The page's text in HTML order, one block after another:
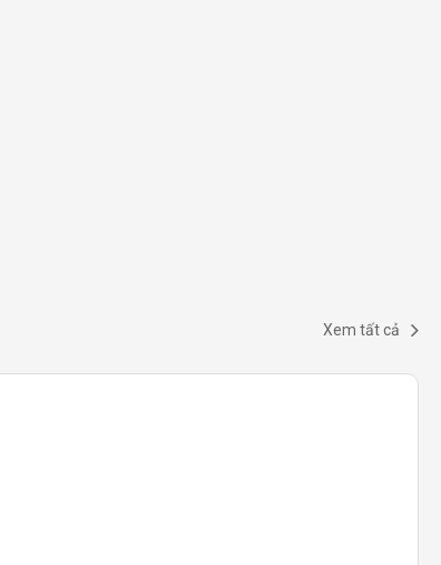
Xem tất cả